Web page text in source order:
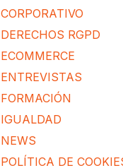
CORPORATIVO
DERECHOS RGPD
ECOMMERCE
ENTREVISTAS
FORMACIÓN
IGUALDAD
NEWS
POLÍTICA DE